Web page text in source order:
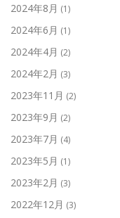
2024年8月 (1)
2024年6月 (1)
2024年4月 (2)
2024年2月 (3)
2023年11月 (2)
2023年9月 (2)
2023年7月 (4)
2023年5月 (1)
2023年2月 (3)
2022年12月 (3)